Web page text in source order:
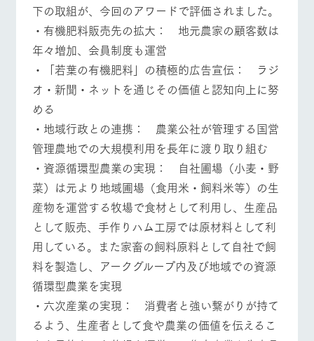
下の取組が、今回のアワードで評価されました。
・有機肥料販売先の拡大： 地元農家の顧客数は
年々増加、会員制度も運営
・「若葉の有機肥料」の積極的広告宣伝： ラジ
オ・新聞・ネットを通じその価値と認知向上に努
める
・地域行政との連携： 農業公社が管理する国営
管理農地での大規模利用を長年に渡り取り組む
・資源循環型農業の実現： 自社圃場（小麦・野
菜）は元より地域圃場（食用米・飼料米等）の生
産物を運営する牧場で食材として利用し、生産品
として販売、手作りハム工房では原材料として利
用している。また家畜の飼料原料として自社で飼
料を製造し、アークグループ内及び地域での資源
循環型農業を実現
・六次産業の実現： 消費者と強い繋がりが持て
るよう、生産者として食や農業の価値を伝えるこ